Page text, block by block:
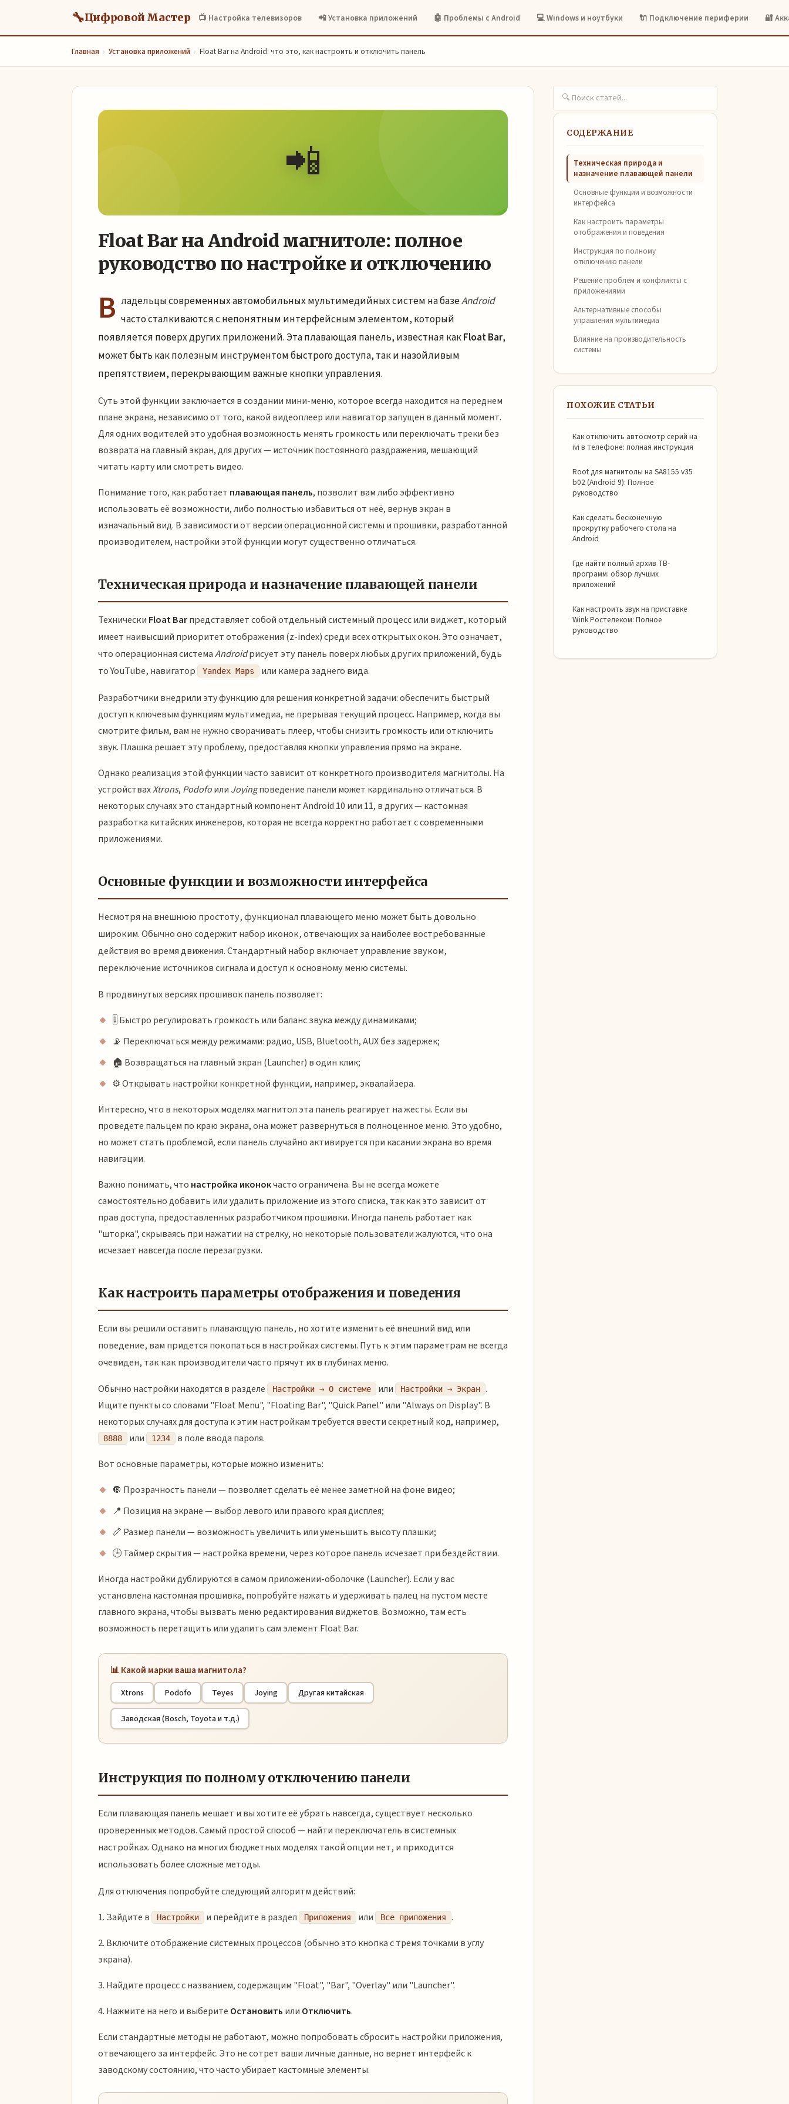
🔧Цифровой Мастер 📺 Настройка телевизоров 📲 Установка приложений 🤖 Проблемы с Android 💻 Windows и ноутбуки 🔌 Подключение периферии 🔐
Главная › Установка приложений › Float Bar на Android: что это, как настроить и отключить панель
📲
Float Bar на Android магнитоле: полное
руководство по настройке и отключению
В ладельцы современных автомобильных мультимедийных систем на базеAndroid
часто сталкиваются с непонятным интерфейсным элементом, который
появляется поверх других приложений. Эта плавающая панель, известная какFloat Bar,
может быть как полезным инструментом быстрого доступа, так и назойливым
препятствием, перекрывающим важные кнопки управления.
Суть этой функции заключается в создании мини-меню, которое всегда находится на переднем
плане экрана, независимо от того, какой видеоплеер или навигатор запущен в данный момент.
Для одних водителей это удобная возможность менять громкость или переключать треки без
возврата на главный экран, для других — источник постоянного раздражения, мешающий
читать карту или смотреть видео.
Понимание того, как работает плавающая панель, позволит вам либо эффективно
использовать её возможности, либо полностью избавиться от неё, вернув экран в
изначальный вид. В зависимости от версии операционной системы и прошивки, разработанной
производителем, настройки этой функции могут существенно отличаться.
Техническая природа и назначение плавающей панели
Технически Float Barпредставляет собой отдельный системный процесс или виджет, который
имеет наивысший приоритет отображения (z-index) среди всех открытых окон. Это означает,
что операционная системаAndroidрисует эту панель поверх любых других приложений, будь
то YouTube, навигатор
Yandex Maps или камера заднего вида.
Разработчики внедрили эту функцию для решения конкретной задачи: обеспечить быстрый
доступ к ключевым функциям мультимедиа, не прерывая текущий процесс. Например, когда вы
смотрите фильм, вам не нужно сворачивать плеер, чтобы снизить громкость или отключить
звук. Плашка решает эту проблему, предоставляя кнопки управления прямо на экране.
Однако реализация этой функции часто зависит от конкретного производителя магнитолы. На
устройствахXtrons, Podofoили Joyingповедение панели может кардинально отличаться. В
некоторых случаях это стандартный компонент Android 10 или 11, в других — кастомная
разработка китайских инженеров, которая не всегда корректно работает с современными
приложениями.
Основные функции и возможности интерфейса
Несмотря на внешнюю простоту, функционал плавающего меню может быть довольно
широким. Обычно оно содержит набор иконок, отвечающих за наиболее востребованные
действия во время движения. Стандартный набор включает управление звуком,
переключение источников сигнала и доступ к основному меню системы.
В продвинутых версиях прошивок панель позволяет:
🎚️ Быстро регулировать громкость или баланс звука между динамиками;
📡 Переключаться между режимами: радио, USB, Bluetooth, AUX без задержек;
🏠 Возвращаться на главный экран (Launcher) в один клик;
⚙️ Открывать настройки конкретной функции, например, эквалайзера.
Интересно, что в некоторых моделях магнитол эта панель реагирует на жесты. Если вы
проведете пальцем по краю экрана, она может развернуться в полноценное меню. Это удобно,
но может стать проблемой, если панель случайно активируется при касании экрана во время
навигации.
Важно понимать, что настройка иконокчасто ограничена. Вы не всегда можете
самостоятельно добавить или удалить приложение из этого списка, так как это зависит от
прав доступа, предоставленных разработчиком прошивки. Иногда панель работает как
"шторка", скрываясь при нажатии на стрелку, но некоторые пользователи жалуются, что она
исчезает навсегда после перезагрузки.
Как настроить параметры отображения и поведения
Если вы решили оставить плавающую панель, но хотите изменить её внешний вид или
поведение, вам придется покопаться в настройках системы. Путь к этим параметрам не всегда
очевиден, так как производители часто прячут их в глубинах меню.
Обычно настройки находятся в разделе Настройки → О системе или Настройки → Экран .
Ищите пункты со словами "Float Menu", "Floating Bar", "Quick Panel" или "Always on Display". В
некоторых случаях для доступа к этим настройкам требуется ввести секретный код, например,
8888 или 1234
в поле ввода пароля.
Вот основные параметры, которые можно изменить:
🔘 Прозрачность панели — позволяет сделать её менее заметной на фоне видео;
📍 Позиция на экране — выбор левого или правого края дисплея;
📏 Размер панели — возможность увеличить или уменьшить высоту плашки;
🕒 Таймер скрытия — настройка времени, через которое панель исчезает при бездействии.
Иногда настройки дублируются в самом приложении-оболочке (Launcher). Если у вас
установлена кастомная прошивка, попробуйте нажать и удерживать палец на пустом месте
главного экрана, чтобы вызвать меню редактирования виджетов. Возможно, там есть
возможность перетащить или удалить сам элемент Float Bar.
📊 Какой марки ваша магнитола?
Xtrons Podofo Teyes Joying Другая китайская
Заводская (Bosch, Toyota и т.д.)
Инструкция по полному отключению панели
Если плавающая панель мешает и вы хотите её убрать навсегда, существует несколько
проверенных методов. Самый простой способ — найти переключатель в системных
настройках. Однако на многих бюджетных моделях такой опции нет, и приходится
использовать более сложные методы.
Для отключения попробуйте следующий алгоритм действий:
1. Зайдите в
Настройки и перейдите в раздел Приложения или Все приложения
.
2. Включите отображение системных процессов (обычно это кнопка с тремя точками в углу
экрана).
3. Найдите процесс с названием, содержащим "Float", "Bar", "Overlay" или "Launcher".
4. Нажмите на него и выберите Остановить или Отключить.
Если стандартные методы не работают, можно попробовать сбросить настройки приложения,
отвечающего за интерфейс. Это не сотрет ваши личные данные, но вернет интерфейс к
заводскому состоянию, что часто убирает кастомные элементы.
СОДЕРЖАНИЕ
Техническая природа и
назначение плавающей панели
Основные функции и возможности
интерфейса
Как настроить параметры
отображения и поведения
Инструкция по полному
отключению панели
Решение проблем и конфликты с
приложениями
Альтернативные способы
управления мультимедиа
Влияние на производительность
системы
ПОХОЖИЕ СТАТЬИ
Как отключить автосмотр серий на
ivi в телефоне: полная инструкция
Root для магнитолы на SA8155 v35
b02 (Android 9): Полное
руководство
Как сделать бесконечную
прокрутку рабочего стола на
Android
Где найти полный архив ТВ-
программ: обзор лучших
приложений
Как настроить звук на приставке
Wink Ростелеком: Полное
руководство